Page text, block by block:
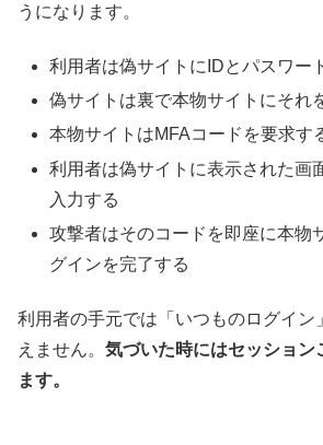
うになります。
利用者は偽サイトにIDとパスワー
偽サイトは裏で本物サイトにそれ
本物サイトはMFAコードを要求す
利用者は偽サイトに表示された画
入力する
攻撃者はそのコードを即座に本物
グインを完了する
利用者の手元では「いつものログイン
えません。 気づいた時にはセッション
ます。